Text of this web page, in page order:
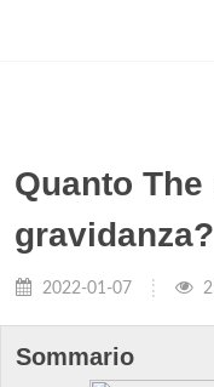
Quanto
gravidanza?
2022-01-07
Sommario